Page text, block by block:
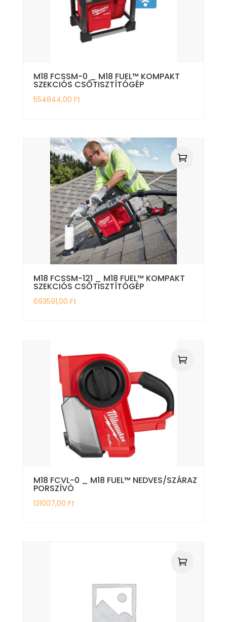
M18 FCSSM-0 _ M18 FUEL™ KOMPAKT
SZEKCIÓS CSŐTISZTÍTÓGÉP
554844,00 Ft
M18 FCSSM-121 _ M18 FUEL™ KOMPAKT
SZEKCIÓS CSŐTISZTÍTÓGÉP
693591,00 Ft
M18 FCVL-0 _ M18 FUEL™ NEDVES/SZÁRAZ
PORSZÍVÓ
131007,00 Ft